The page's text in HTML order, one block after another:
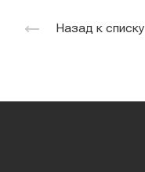
Назад к списку